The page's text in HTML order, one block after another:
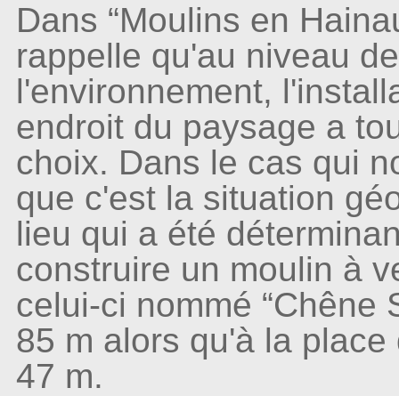
Dans “Moulins en
rappelle qu'au niveau
l'environnement,
endroit du paysage a
choix. Dans le cas qui
que c'est la situation
lieu qui a été
construire un moulin à
celui-ci nommé “Chêne
85 m alors qu'à la
47 m.